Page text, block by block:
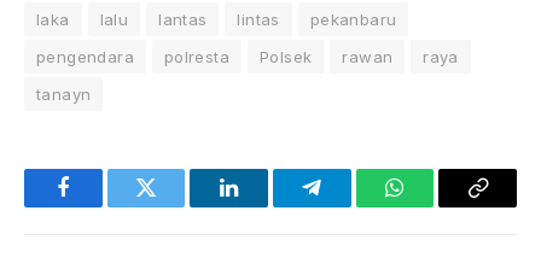
laka lalu lantas lintas
pekanbaru
pengendara
polresta Polsek rawan
raya
tanayn
FacebookTwitter LinkedInTelegramWhatsAppCopy